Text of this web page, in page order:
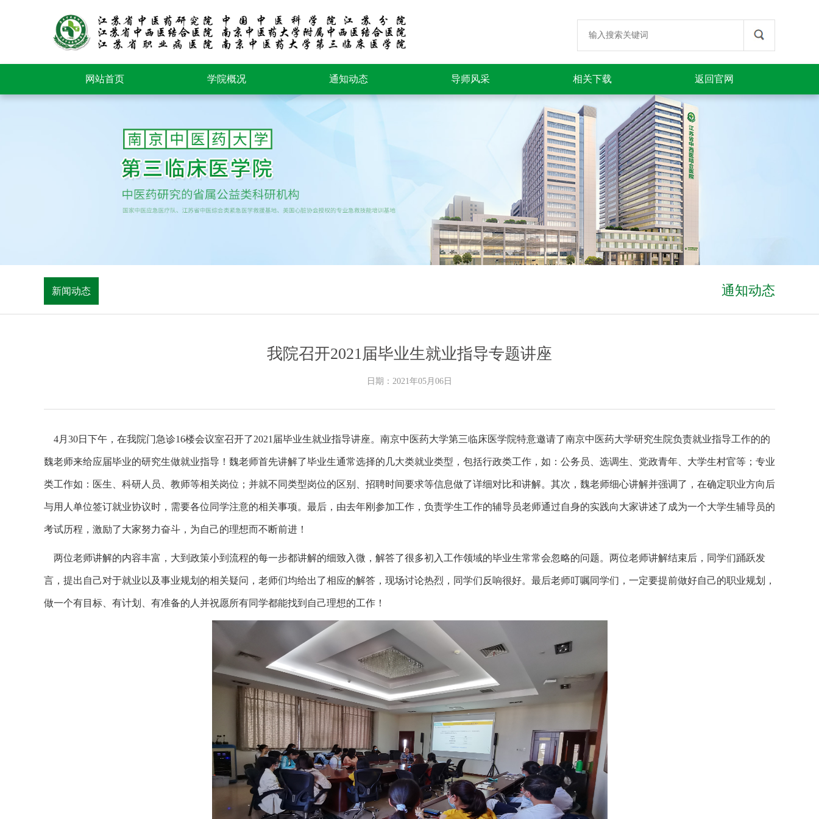
网站首页 学院概况 通知动态 导师风采 相关下载 返回官网
通知动态
新闻动态
我院召开2021届毕业生就业指导专题讲座
日期：2021年05月06日
4月30日下午，在我院门急诊16楼会议室召开了2021届毕业生就业指导讲座。南京中医药大学第三临床医学院特意邀请了南京中医药大学研究生院负责就业指导工作的的
魏老师来给应届毕业的研究生做就业指导！魏老师首先讲解了毕业生通常选择的几大类就业类型，包括行政类工作，如：公务员、选调生、党政青年、大学生村官等；专业
类工作如：医生、科研人员、教师等相关岗位；并就不同类型岗位的区别、招聘时间要求等信息做了详细对比和讲解。其次，魏老师细心讲解并强调了，在确定职业方向后
与用人单位签订就业协议时，需要各位同学注意的相关事项。最后，由去年刚参加工作，负责学生工作的辅导员老师通过自身的实践向大家讲述了成为一个大学生辅导员的
考试历程，激励了大家努力奋斗，为自己的理想而不断前进！
两位老师讲解的内容丰富，大到政策小到流程的每一步都讲解的细致入微，解答了很多初入工作领域的毕业生常常会忽略的问题。两位老师讲解结束后，同学们踊跃发
言，提出自己对于就业以及事业规划的相关疑问，老师们均给出了相应的解答，现场讨论热烈，同学们反响很好。最后老师叮嘱同学们，一定要提前做好自己的职业规划，
做一个有目标、有计划、有准备的人并祝愿所有同学都能找到自己理想的工作！